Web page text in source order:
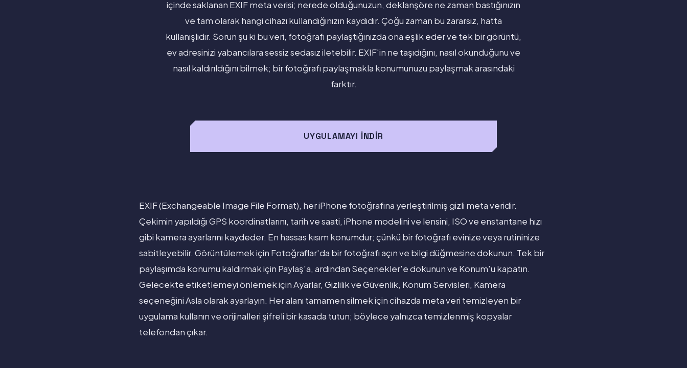
içinde saklanan EXIF meta verisi; nerede olduğunuzun, deklanşöre ne zaman bastığınızın
ve tam olarak hangi cihazı kullandığınızın kaydıdır. Çoğu zaman bu zararsız, hatta
kullanışlıdır. Sorun şu ki bu veri, fotoğrafı paylaştığınızda ona eşlik eder ve tek bir görüntü,
ev adresinizi yabancılara sessiz sedasız iletebilir. EXIF'in ne taşıdığını, nasıl okunduğunu ve
nasıl kaldırıldığını bilmek; bir fotoğrafı paylaşmakla konumunuzu paylaşmak arasındaki
farktır.
UYGULAMAYI İNDIR
EXIF (Exchangeable Image File Format), her iPhone fotoğrafına yerleştirilmiş gizli meta veridir.
Çekimin yapıldığı GPS koordinatlarını, tarih ve saati, iPhone modelini ve lensini, ISO ve enstantane hızı
gibi kamera ayarlarını kaydeder. En hassas kısım konumdur; çünkü bir fotoğrafı evinize veya rutininize
sabitleyebilir. Görüntülemek için Fotoğraflar'da bir fotoğrafı açın ve bilgi düğmesine dokunun. Tek bir
paylaşımda konumu kaldırmak için Paylaş'a, ardından Seçenekler'e dokunun ve Konum'u kapatın.
Gelecekte etiketlemeyi önlemek için Ayarlar, Gizlilik ve Güvenlik, Konum Servisleri, Kamera
seçeneğini Asla olarak ayarlayın. Her alanı tamamen silmek için cihazda meta veri temizleyen bir
uygulama kullanın ve orijinalleri şifreli bir kasada tutun; böylece yalnızca temizlenmiş kopyalar
telefondan çıkar.